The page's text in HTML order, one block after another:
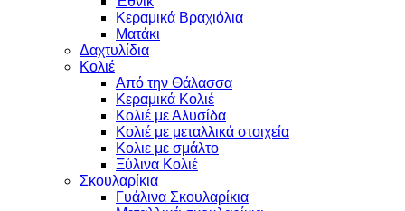
Κεραμικά Βραχιόλια
Ματάκι
Δαχτυλίδια
Κολιέ
Από την Θάλασσα
Κεραμικά Κολιέ
Κολιέ με Αλυσίδα
Κολιέ με μεταλλικά στοιχεία
Κολιε με σμάλτο
Ξύλινα Κολιέ
Σκουλαρίκια
Γυάλινα Σκουλαρίκια